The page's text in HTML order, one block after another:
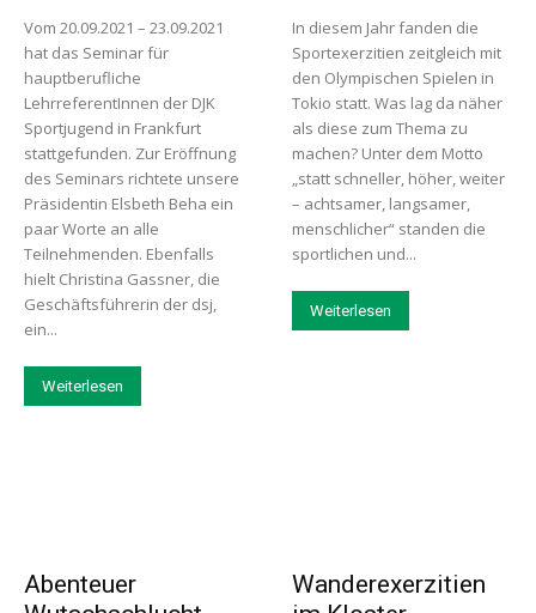
Vom 20.09.2021 – 23.09.2021
hat das Seminar für
hauptberufliche
LehrreferentInnen der DJK
Sportjugend in Frankfurt
stattgefunden. Zur Eröffnung
des Seminars richtete unsere
Präsidentin Elsbeth Beha ein
paar Worte an alle
Teilnehmenden. Ebenfalls
hielt Christina Gassner, die
Geschäftsführerin der dsj,
ein...
Weiterlesen
In diesem Jahr fanden die
Sportexerzitien zeitgleich mit
den Olympischen Spielen in
Tokio statt. Was lag da näher
als diese zum Thema zu
machen? Unter dem Motto
„statt schneller, höher, weiter
– achtsamer, langsamer,
menschlicher“ standen die
sportlichen und...
Weiterlesen
Abenteuer
Wanderexerzitien